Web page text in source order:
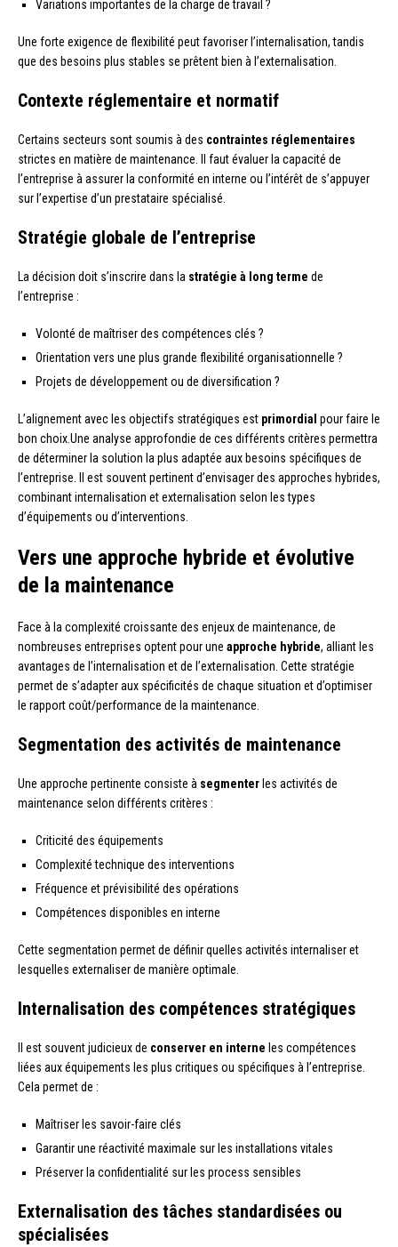
Variations importantes de la charge de travail ?
Une forte exigence de flexibilité peut favoriser l’internalisation, tandis
que des besoins plus stables se prêtent bien à l’externalisation.
Contexte réglementaire et normatif
Certains secteurs sont soumis à des contraintes réglementaires
strictes en matière de maintenance. Il faut évaluer la capacité de
l’entreprise à assurer la conformité en interne ou l’intérêt de s’appuyer
sur l’expertise d’un prestataire spécialisé.
Stratégie globale de l’entreprise
La décision doit s’inscrire dans la stratégie à long terme de
l’entreprise :
Volonté de maîtriser des compétences clés ?
Orientation vers une plus grande flexibilité organisationnelle ?
Projets de développement ou de diversification ?
L’alignement avec les objectifs stratégiques est primordial pour faire le
bon choix.Une analyse approfondie de ces différents critères permettra
de déterminer la solution la plus adaptée aux besoins spécifiques de
l’entreprise. Il est souvent pertinent d’envisager des approches hybrides,
combinant internalisation et externalisation selon les types
d’équipements ou d’interventions.
Vers une approche hybride et évolutive
de la maintenance
Face à la complexité croissante des enjeux de maintenance, de
nombreuses entreprises optent pour une approche hybride, alliant les
avantages de l’internalisation et de l’externalisation. Cette stratégie
permet de s’adapter aux spécificités de chaque situation et d’optimiser
le rapport coût/performance de la maintenance.
Segmentation des activités de maintenance
Une approche pertinente consiste à segmenter les activités de
maintenance selon différents critères :
Criticité des équipements
Complexité technique des interventions
Fréquence et prévisibilité des opérations
Compétences disponibles en interne
Cette segmentation permet de définir quelles activités internaliser et
lesquelles externaliser de manière optimale.
Internalisation des compétences stratégiques
Il est souvent judicieux de conserver en interne les compétences
liées aux équipements les plus critiques ou spécifiques à l’entreprise.
Cela permet de :
Maîtriser les savoir-faire clés
Garantir une réactivité maximale sur les installations vitales
Préserver la confidentialité sur les process sensibles
Externalisation des tâches standardisées ou
spécialisées